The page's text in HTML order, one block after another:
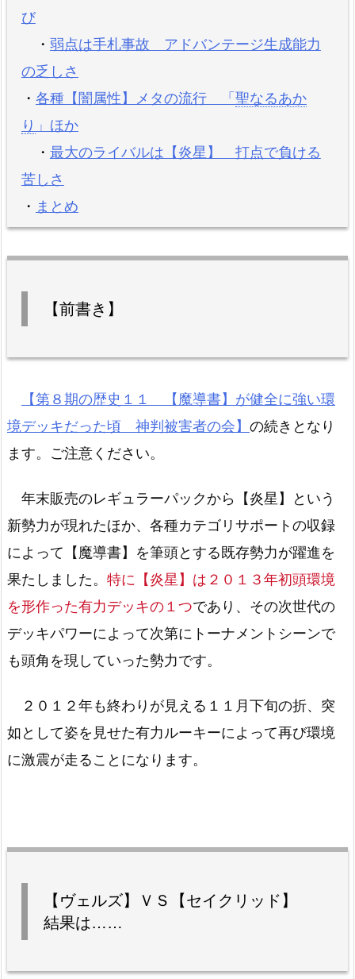
び
・ 弱点は手札事故 アドバンテージ生成能力
の乏しさ
・ 各種【闇属性】メタの流行 「 聖なるあか
り 」ほか
・ 最大のライバルは【炎星】 打点で負ける
苦しさ
・ まとめ
【前書き】
【第８期の歴史１１ 【魔導書】が健全に強い環
境デッキだった頃 神判被害者の会】 の続きとなり
ます。ご注意ください。
年末販売のレギュラーパックから【炎星】という
新勢力が現れたほか、各種カテゴリサポートの収録
によって【魔導書】を筆頭とする既存勢力が躍進を
果たしました。 特に【炎星】は２０１３年初頭環境
を形作った有力デッキの１つであり、その次世代の
デッキパワーによって次第にトーナメントシーンで
も頭角を現していった勢力です。
２０１２年も終わりが見える１１月下旬の折、突
如として姿を見せた有力ルーキーによって再び環境
に激震が走ることになります。
【ヴェルズ】ＶＳ【セイクリッド】
結果は……